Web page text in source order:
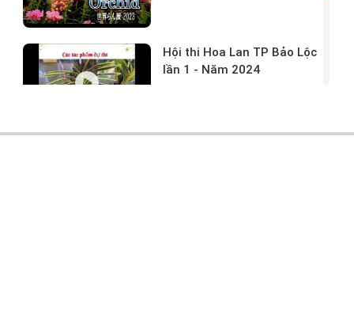
Hội thi Hoa Lan TP Bảo Lộc
lần 1 - Năm 2024